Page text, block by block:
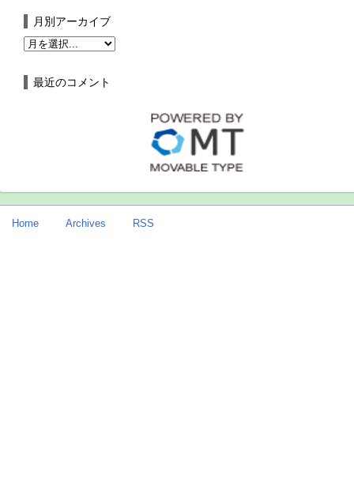
月別アーカイブ
最近のコメント
Home Archives RSS